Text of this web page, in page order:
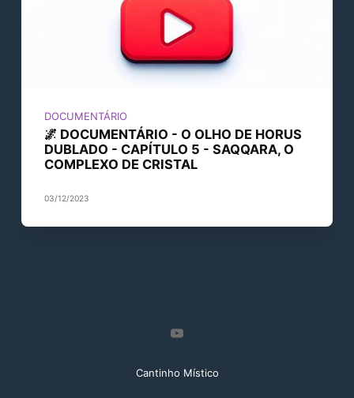
DOCUMENTÁRIO
🌌 DOCUMENTÁRIO - O OLHO DE HORUS
DUBLADO - CAPÍTULO 5 - SAQQARA, O
COMPLEXO DE CRISTAL
03/12/2023
Cantinho Místico